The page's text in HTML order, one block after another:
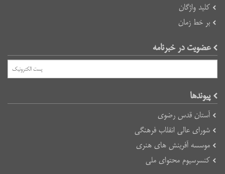
کلید واژگان
بر خط زمان
عضویت در خبرنامه
پیوند‌ها
آستان قدس رضوی
شورای عالی انقلاب فرهنگی
موسسه آفرینش های هنری
کنسرسیوم محتوای ملی